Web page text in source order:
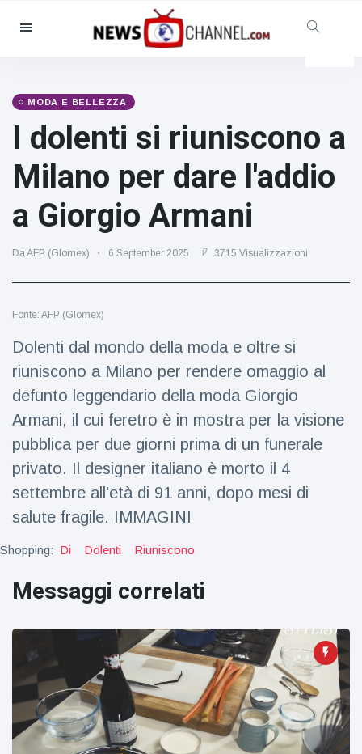
Categorie
Sociale e divertimento
Cinema e TV
(81)
Celebrità
(13938)
Moda e bellezza
(122)
Auto e motore
Cibo e bevande
Stile di vita
Salute e fitness
(73)
Viaggi e avventura
(77)
Ultime notizie
Dylan
Sprouse e
Palvin
aspettare
bambina
15 July
46
Visualizzazioni
Brown
incoraggia
essere
creativa
15 July
69
Anne
Hathaway
definisce
Holland 'il
figlio dei
sogni’
14 July
28
Visualizzazioni
MODA E BELLEZZA
I dolenti si riuniscono a
Milano per dare l'addio
a Giorgio Armani
Da AFP (Glomex) 6 September 2025 3715 Visualizzazioni
Fonte: AFP (Glomex)
Dolenti dal mondo della moda e oltre si
riuniscono a Milano per rendere omaggio al
defunto leggendario della moda Giorgio
Armani, il cui feretro è in mostra per la visione
pubblica per due giorni prima di un funerale
privato. Il designer italiano è morto il 4
settembre all'età di 91 anni, dopo mesi di
salute fragile. IMMAGINI
Shopping: Di Dolenti Riuniscono
Messaggi correlati